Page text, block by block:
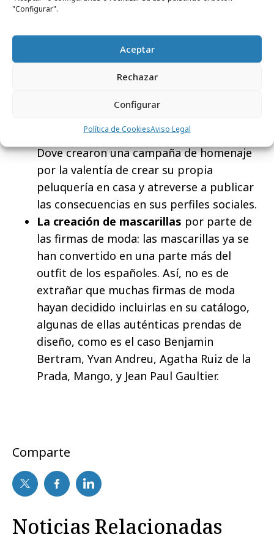
"Configurar".
Aceptar
Rechazar
Configurar
Política de CookiesAviso Legal
condimentos que ofrecen.
Dove y las consecuencias de la falta de
con tantos días encerrados
en casa, fueron muchas las personas que
decidieron lanzarse a la aventura y
cortarse ellos mismos el pelo. Muchos de
resultados de tal decisión. Por eso, desde
Dove crearon una campaña de homenaje
por la valentía de crear su propia
peluquería en casa y atreverse a publicar
las consecuencias en sus perfiles sociales.
La creación de mascarillas por parte de
las firmas de moda: las mascarillas ya se
han convertido en una parte más del
outfit de los españoles. Así, no es de
extrañar que muchas firmas de moda
hayan decidido incluirlas en su catálogo,
algunas de ellas auténticas prendas de
diseño, como es el caso Benjamin
Bertram, Yvan Andreu, Agatha Ruiz de la
Prada, Mango, y Jean Paul Gaultier.
Comparte
Noticias Relacionadas